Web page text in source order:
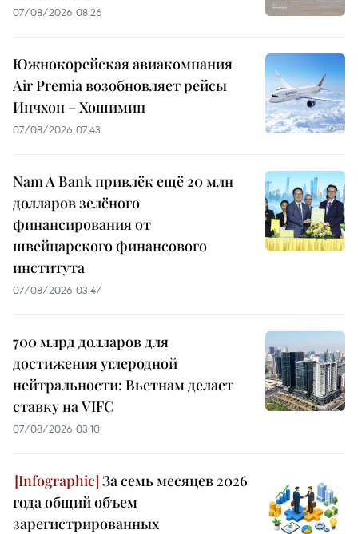
07/08/2026 08:26
Южнокорейская авиакомпания
Air Premia возобновляет рейсы
Инчхон – Хошимин
07/08/2026 07:43
Nam A Bank привлёк ещё 20 млн
долларов зелёного
финансирования от
швейцарского финансового
института
07/08/2026 03:47
700 млрд долларов для
достижения углеродной
нейтральности: Вьетнам делает
ставку на VIFC
07/08/2026 03:10
За семь месяцев 2026
года общий объем
зарегистрированных